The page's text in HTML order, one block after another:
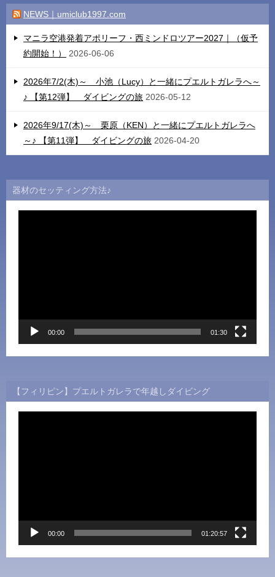
NEWS｜umiclub1997.com
マニラ空港発着アポリーフ・西ミンドロツアー2027｜（仮予
約開始！）
2026-06-06
2026年7/2(木)～ 小池（Lucy）と一緒にプエルトガレラへ～
♪ 【第12弾】 ダイビングの旅 2026-05-12
2026年9/17(木)～ 栗原（KEN）と一緒にプエルトガレラへ
～♪ 【第11弾】 ダイビングの旅 2026-04-20
器材のセッティング方法♪
00:00 01:30
【フィリピン】プエルトガレラで年越しダイビング
00:00 01:20:57